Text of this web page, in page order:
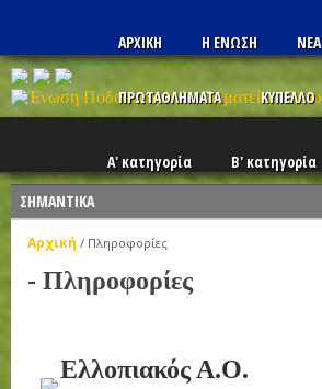
ΑΡΧΙΚΗ Η ΕΝΩΣΗ ΝΕΑ
ΠΡΩΤΑΘΛΗΜΑΤΑ ΚΥΠΕΛΛΟ
Α' κατηγορία Β' κατηγορία
ΣΗΜΑΝΤΙΚΑ
Αρχική / Πληροφορίες
- Πληροφορίες
Ελλοπιακός Α.Ο.